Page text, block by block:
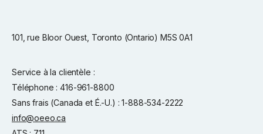
101, rue Bloor Ouest, Toronto (Ontario) M5S 0A1
Service à la clientèle :
Téléphone : 416-961-8800
Sans frais (Canada et É.-U.) : 1-888-534-2222
info@oeeo.ca